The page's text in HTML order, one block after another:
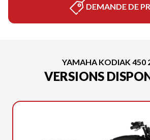
DEMANDE DE
YAMAHA KODIAK 450
VERSIONS